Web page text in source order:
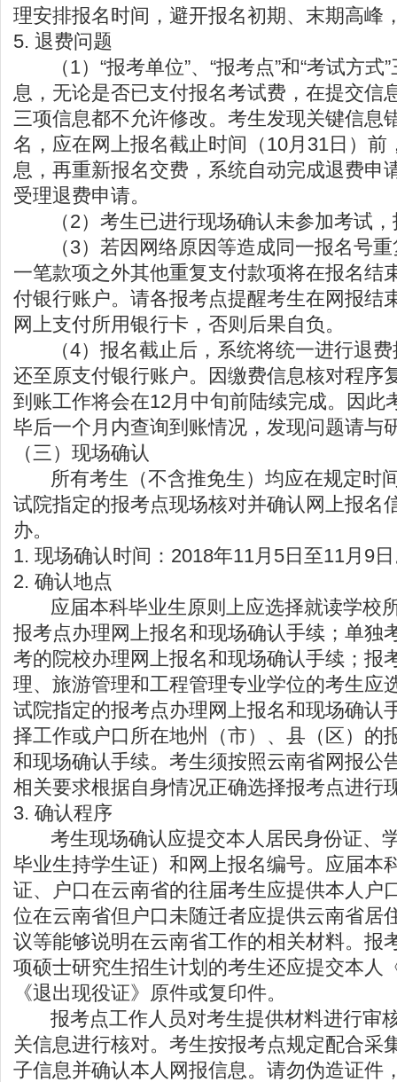
理安排报名时间，避开报名初期、末期高峰
5. 退费问题
（1）“报考单位”、“报考点”和“考试方式
息，无论是否已支付报名考试费，在提交信
三项信息都不允许修改。考生发现关键信息
名，应在网上报名截止时间（10月31日）前
息，再重新报名交费，系统自动完成退费申
受理退费申请。
（2）考生已进行现场确认未参加考试，
（3）若因网络原因等造成同一报名号重
一笔款项之外其他重复支付款项将在报名结
付银行账户。请各报考点提醒考生在网报结
网上支付所用银行卡，否则后果自负。
（4）报名截止后，系统将统一进行退费
还至原支付银行账户。因缴费信息核对程序
到账工作将会在12月中旬前陆续完成。因此
毕后一个月内查询到账情况，发现问题请与
（三）现场确认
所有考生（不含推免生）均应在规定时
试院指定的报考点现场核对并确认网上报名
办。
1. 现场确认时间：2018年11月5日至11月9
2. 确认地点
应届本科毕业生原则上应选择就读学校
报考点办理网上报名和现场确认手续；单独
考的院校办理网上报名和现场确认手续；报
理、旅游管理和工程管理专业学位的考生应
试院指定的报考点办理网上报名和现场确认
择工作或户口所在地州（市）、县（区）的
和现场确认手续。考生须按照云南省网报公
相关要求根据自身情况正确选择报考点进行
3. 确认程序
考生现场确认应提交本人居民身份证、
毕业生持学生证）和网上报名编号。应届本
证、户口在云南省的往届考生应提供本人户
位在云南省但户口未随迁者应提供云南省居
议等能够说明在云南省工作的相关材料。报
项硕士研究生招生计划的考生还应提交本人
《退出现役证》原件或复印件。
报考点工作人员对考生提供材料进行审
关信息进行核对。考生按报考点规定配合采
子信息并确认本人网报信息。请勿伪造证件